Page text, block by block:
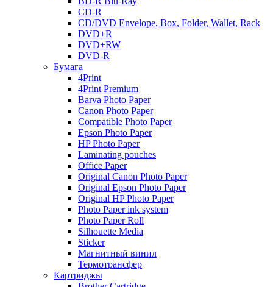
CD-R
CD/DVD Envelope, Box, Folder, Wallet, Rack
DVD+R
DVD+RW
DVD-R
Бумага
4Print
4Print Premium
Barva Photo Paper
Canon Photo Paper
Compatible Photo Paper
Epson Photo Paper
HP Photo Paper
Laminating pouches
Office Paper
Original Canon Photo Paper
Original Epson Photo Paper
Original HP Photo Paper
Photo Paper ink system
Photo Paper Roll
Silhouette Media
Sticker
Магнитный винил
Термотрансфер
Картриджы